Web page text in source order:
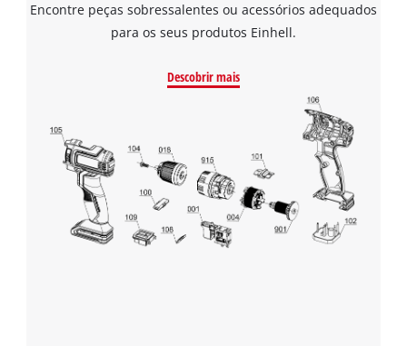
Encontre peças sobressalentes ou acessórios adequados
para os seus produtos Einhell.
Descobrir mais